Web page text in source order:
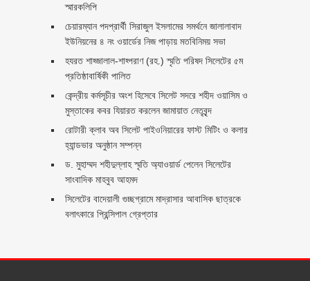
স্মারকলিপি ‎
চেয়ারম্যান পদপ্রার্থী সিরাজুল ইসলামের সমর্থনে জালালাবাদ
ইউনিয়নের ৪ নং ওয়ার্ডের নিজ পাড়ায় মতবিনিময় সভা
হযরত শাহ্জালাল-শাহ্পরাণ (রহ.) স্মৃতি পরিষদ সিলেটের ৫ম
প্রতিষ্ঠাবার্ষিকী পালিত ‎​
কেন্দ্রীয় কর্মসূচীর অংশ হিসেবে সিলেট সদরে শহীদ ওয়াসিম ও
মুস্তাকের কবর যিয়ারত করলেন জামায়াত নেতৃবৃন্দ ‎
রোটারী ক্লাব অব সিলেট পাইওনিয়ারের ফাস্ট মিটিং ও কলার
হ্যান্ডভার অনুষ্ঠান সম্পন্ন
ড. মুহাম্মদ শহীদুল্লাহ স্মৃতি অ্যাওয়ার্ড পেলেন সিলেটের
সাংবাদিক মাহবুব আহমদ
সিলেটের বাদেয়ালী গুচ্ছগ্রামে মাদ্রাসার আবাসিক ছাত্রকে
বলাৎকারে প্রিন্সিপাল গ্রেপ্তার ‎